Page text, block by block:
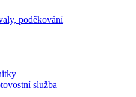
poděkování
služba